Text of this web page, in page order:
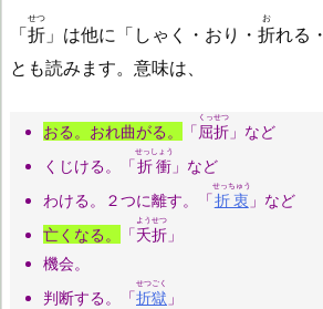
「折
せつ
」は他に「しゃく・おり・ 折
お
れる・
とも読みます。意味は、
おる。おれ曲がる。 「屈折
くっせつ
」など
くじける。「折衝
せっしょう
」など
わける。２つに離す。「折衷
せっちゅう
」など
亡くなる。
「夭折
ようせつ
」
機会。
判断する。「折獄
せつごく
」